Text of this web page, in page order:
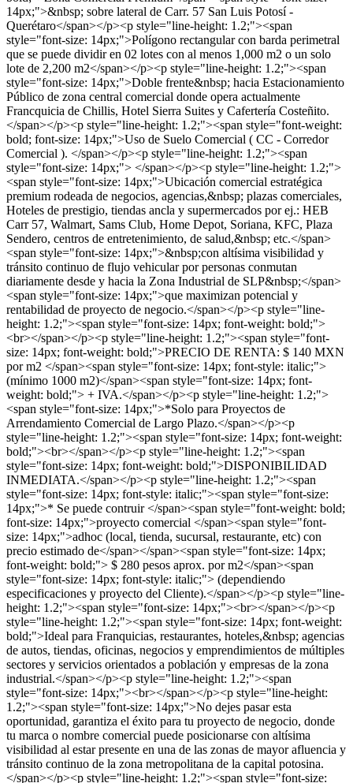
14px;">&nbsp; sobre lateral de Carr. 57 San Luis Potosí -
Querétaro</span></p><p style="line-height: 1.2;"><span
style="font-size: 14px;">Polígono rectangular con barda perimetral
que se puede dividir en 02 lotes con al menos 1,000 m2 o un solo
lote de 2,200 m2</span></p><p style="line-height: 1.2;"><span
style="font-size: 14px;">Doble frente&nbsp; hacia Estacionamiento
Público de zona central comercial donde opera actualmente
Francquicia de Chillis, Hotel Sierra Suites y Cafertería Costeñito.
</span></p><p style="line-height: 1.2;"><span style="font-weight:
bold; font-size: 14px;">Uso de Suelo Comercial ( CC - Corredor
Comercial ). </span></p><p style="line-height: 1.2;"><span
style="font-size: 14px;"> </span></p><p style="line-height: 1.2;">
<span style="font-size: 14px;">Ubicación comercial estratégica
premium rodeada de negocios, agencias,&nbsp; plazas comerciales,
Hoteles de prestigio, tiendas ancla y supermercados por ej.: HEB
Carr 57, Walmart, Sams Club, Home Depot, Soriana, KFC, Plaza
Sendero, centros de entretenimiento, de salud,&nbsp; etc.</span>
<span style="font-size: 14px;">&nbsp;con altísima visibilidad y
tránsito continuo de flujo vehicular por personas conmutan
diariamente desde y hacia la Zona Industrial de SLP&nbsp;</span>
<span style="font-size: 14px;">que maximizan potencial y
rentabilidad de proyecto de negocio.</span></p><p style="line-
height: 1.2;"><span style="font-size: 14px; font-weight: bold;">
<br></span></p><p style="line-height: 1.2;"><span style="font-
size: 14px; font-weight: bold;">PRECIO DE RENTA: $ 140 MXN
por m2 </span><span style="font-size: 14px; font-style: italic;">
(mínimo 1000 m2)</span><span style="font-size: 14px; font-
weight: bold;"> + IVA.</span></p><p style="line-height: 1.2;">
<span style="font-size: 14px;">*Solo para Proyectos de
Arrendamiento Comercial de Largo Plazo.</span></p><p
style="line-height: 1.2;"><span style="font-size: 14px; font-weight:
bold;"><br></span></p><p style="line-height: 1.2;"><span
style="font-size: 14px; font-weight: bold;">DISPONIBILIDAD
INMEDIATA.</span></p><p style="line-height: 1.2;"><span
style="font-size: 14px; font-style: italic;"><span style="font-size:
14px;">* Se puede contruir </span><span style="font-weight: bold;
font-size: 14px;">proyecto comercial </span><span style="font-
size: 14px;">adhoc (local, tienda, sucursal, restaurante, etc) con
precio estimado de</span></span><span style="font-size: 14px;
font-weight: bold;"> $ 280 pesos aprox. por m2</span><span
style="font-size: 14px; font-style: italic;"> (dependiendo
especificaciones y proyecto del Cliente).</span></p><p style="line-
height: 1.2;"><span style="font-size: 14px;"><br></span></p><p
style="line-height: 1.2;"><span style="font-size: 14px; font-weight:
bold;">Ideal para Franquicias, restaurantes, hoteles,&nbsp; agencias
de autos, tiendas, oficinas, negocios y emprendimientos de múltiples
sectores y servicios orientados a población y empresas de la zona
industrial.</span></p><p style="line-height: 1.2;"><span
style="font-size: 14px;"><br></span></p><p style="line-height:
1.2;"><span style="font-size: 14px;">No dejes pasar esta
oportunidad, garantiza el éxito para tu proyecto de negocio, donde
tu marca o nombre comercial puede posicionarse con altísima
visibilidad al estar presente en una de las zonas de mayor afluencia y
tránsito continuo de la zona metropolitana de la capital potosina.
</span></p><p style="line-height: 1.2;"><span style="font-size: